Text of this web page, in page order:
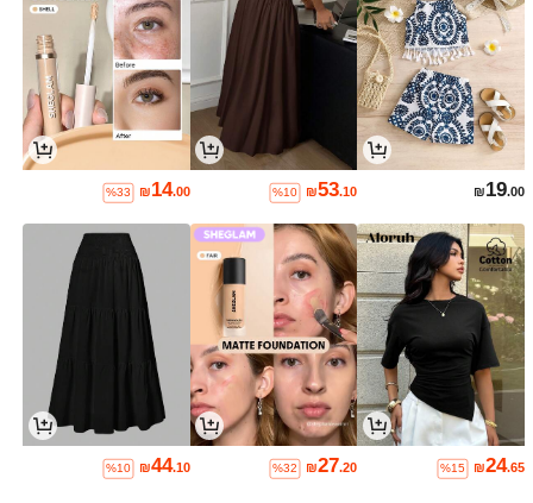
₪19.00
₪53.10
%10
₪14.00
%33
₪24.65
%15
₪27.20
%32
₪44.10
%10